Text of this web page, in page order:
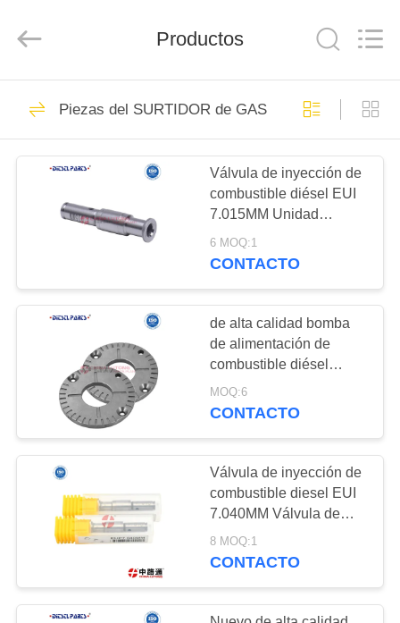
HOGAR
PRODUCTOS
SOBRE
NOSOTROS
VIAJE
FÁBRICA
CONTROL
DE
CALIDAD
ÉNTRENOS
EN
CONTACTO
Rights
by
Carril común
317
inyector común del
carril
154
BOCA COMÚN DEL
CARRIL
323
Productos
Piezas del SURTIDOR de GASOLINA
Válvula de inyección de
combustible diésel EUI
7.015MM Unidad
electrónica de ferrocarril
común
6 MOQ:1
CONTACTO
de alta calidad bomba
de alimentación de
combustible diésel
146103-0002 cubierta
de bomba de
transferencia cubierta
146103-0002 fábrica
venta directa precio al
MOQ:6
CONTACTO
Válvula de inyección de
combustible diesel EUI
7.040MM Válvula de
inyección de
combustible diesel EUP
tren común
8 MOQ:1
CONTACTO